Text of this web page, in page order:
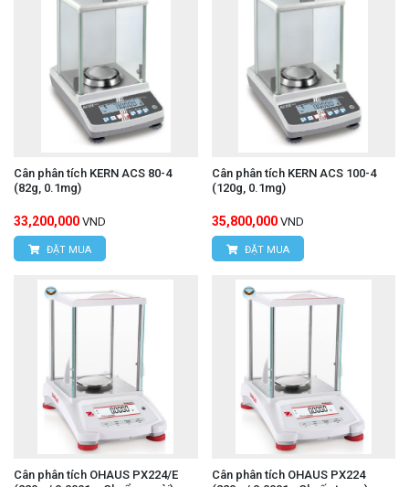
Cân phân tích KERN ACS 80-4
(82g, 0.1mg)
33,200,000 VND
ĐẶT MUA
Cân phân tích KERN ACS 100-4
(120g, 0.1mg)
35,800,000 VND
ĐẶT MUA
Cân phân tích OHAUS PX224/E
Cân phân tích OHAUS PX224